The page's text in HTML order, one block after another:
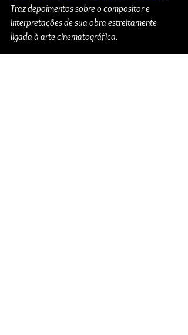
Traz depoimentos sobre o compositor e
interpretações de sua obra estreitamente
ligada à arte cinematográfica.